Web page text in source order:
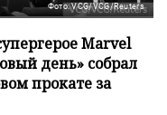
Фото: VCG/VCG/Reuters
Marvel
день» собрал
прокате за